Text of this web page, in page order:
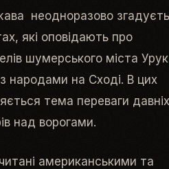
неодноразово
які оповідають про
шумерського міста Урук
народами на Сході. В цих
тема переваги давніх
над ворогами.
американськими та